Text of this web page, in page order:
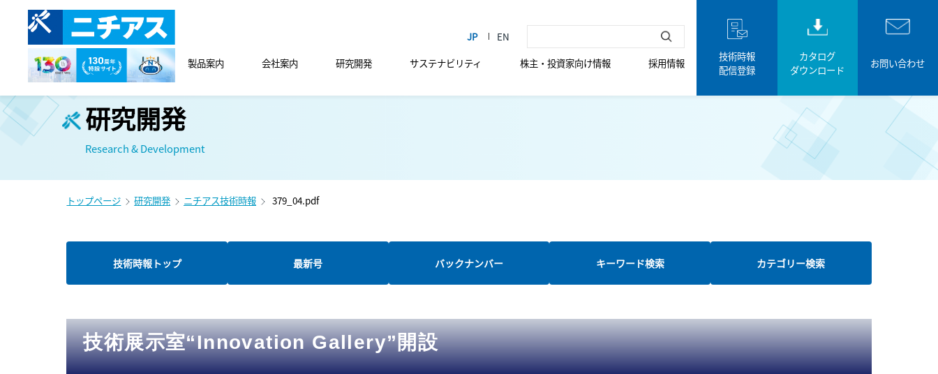
製品案内 会社案内 研究開発 サステナビリティ 株主・投資家向け情報 採用情報
技術時報
配信登録
カタログ
ダウンロード
お問い合わせ
研究開発
Research & Development
トップページ 研究開発 ニチアス技術時報 379_04.pdf
技術時報トップ 最新号 バックナンバー キーワード検索 カテゴリー検索
技術展示室“Innovation Gallery”開設